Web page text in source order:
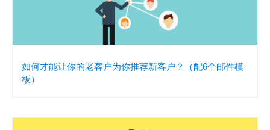
如何才能让你的老客户为你推荐新客户？（配6个邮件模
板）